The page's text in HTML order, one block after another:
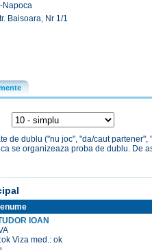
Napoca
Baisoara, Nr 1/1
de dublu ("nu joc", "da/caut
se organizeaza proba de dublu. De
IOAN
ok Viza med.: ok